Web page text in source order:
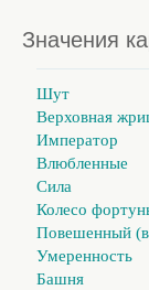
Значения
Шут
Верховная
Император
Влюбленные
Сила
Колесо
Повешенный
Умеренность
Башня